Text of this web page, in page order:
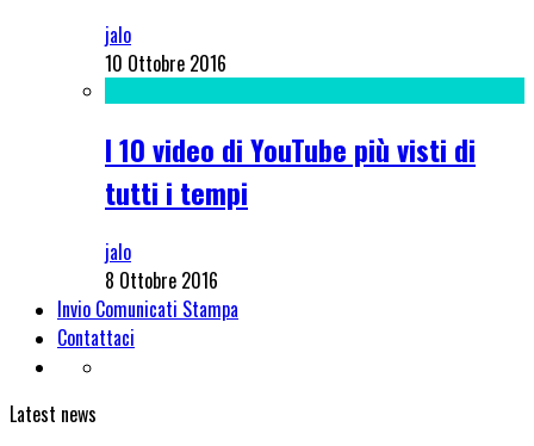
jalo
10 Ottobre 2016
I 10 video di YouTube più visti di
tutti i tempi
jalo
8 Ottobre 2016
Invio Comunicati Stampa
Contattaci
Latest news